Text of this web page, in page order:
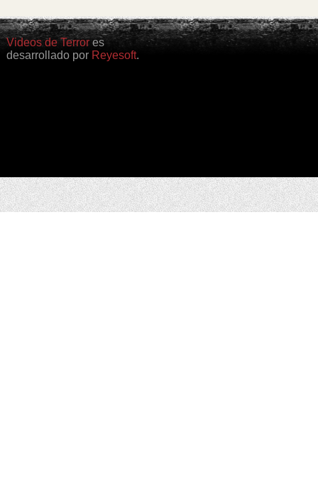
Videos de Terrores
desarrollado por Reyesoft.